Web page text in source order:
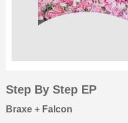
Step By Step EP
Braxe + Falcon